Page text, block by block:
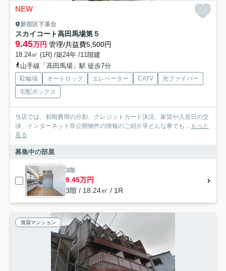
NEW
新宿区下落合
スカイコート高田馬場第５
9.45万円 管理/共益費5,500円
18.24㎡ (1R) /築24年 /11階建
山手線「高田馬場」駅 徒歩7分
駐輪場 オートロック エレベーター CATV
光ファイバー
宅配ボックス
当店では、初期費用の分割、クレジットカード決済、家賃や入居日の交
渉、インターネット非公開物件の情報のご紹介等どんな事でも... もっと
見る
募集中の部屋
3階
9.45万円
3階 / 18.24㎡ / 1R
賃貸マンション